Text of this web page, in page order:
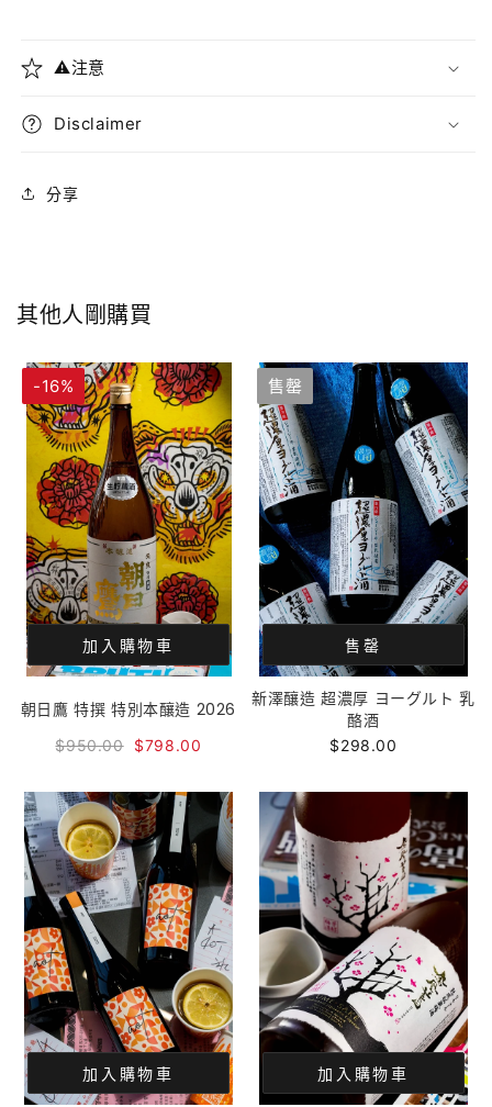
⚠️注意
Disclaimer
分享
其他人剛購買
-16%
加入購物車
朝日鷹 特撰 特別本釀造 2026
$950.00 $798.00
售罄
售罄
新澤釀造 超濃厚 ヨーグルト 乳
酪酒
$298.00
加入購物車 加入購物車